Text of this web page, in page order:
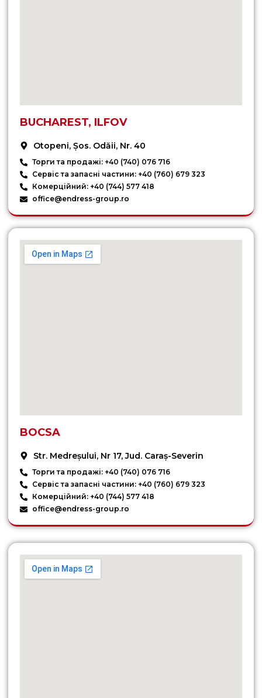
BUCHAREST, ILFOV
Otopeni, Șos. Odăii, Nr. 40
Торги та продажі: +40 (740) 076 716
Сервіс та запасні частини: +40 (760) 679 323
Комерційний: +40 (744) 577 418
office@endress-group.ro
BOCSA
Str. Medreșului, Nr 17, Jud. Caraș-Severin
Торги та продажі: +40 (740) 076 716
Сервіс та запасні частини: +40 (760) 679 323
Комерційний: +40 (744) 577 418
office@endress-group.ro